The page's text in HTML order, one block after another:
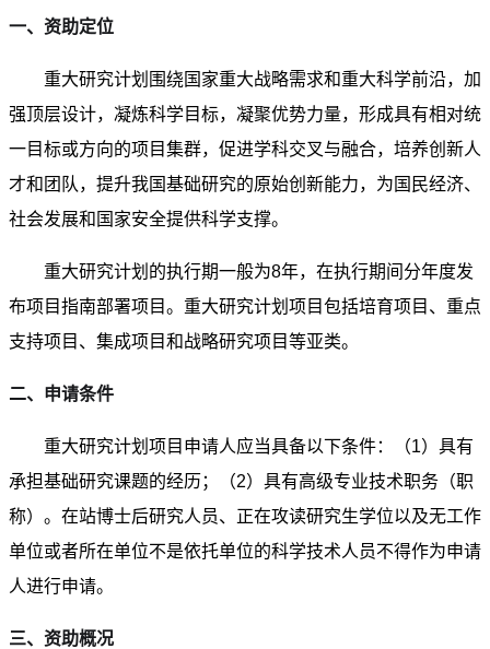
一、资助定位
重大研究计划围绕国家重大战略需求和重大科学前沿，加
强顶层设计，凝炼科学目标，凝聚优势力量，形成具有相对统
一目标或方向的项目集群，促进学科交叉与融合，培养创新人
才和团队，提升我国基础研究的原始创新能力，为国民经济、
社会发展和国家安全提供科学支撑。
重大研究计划的执行期一般为8年，在执行期间分年度发
布项目指南部署项目。重大研究计划项目包括培育项目、重点
支持项目、集成项目和战略研究项目等亚类。
二、申请条件
重大研究计划项目申请人应当具备以下条件：（1）具有
承担基础研究课题的经历；（2）具有高级专业技术职务（职
称）。在站博士后研究人员、正在攻读研究生学位以及无工作
单位或者所在单位不是依托单位的科学技术人员不得作为申请
人进行申请。
三、资助概况